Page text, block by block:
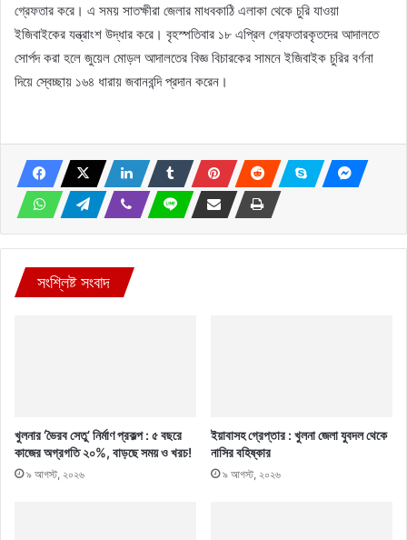
গ্রেফতার করে। এ সময় সাতক্ষীরা জেলার মাধবকাঠি এলাকা থেকে চুরি যাওয়া
ইজিবাইকের যন্ত্রাংশ উদ্ধার করে। বৃহস্পতিবার ১৮ এপ্রিল গ্রেফতারকৃতদের আদালতে
সোর্পদ করা হলে জুয়েল মোড়ল আদালতের বিজ্ঞ বিচারকের সামনে ইজিবাইক চুরির বর্ণনা
দিয়ে স্বেচ্ছায় ১৬৪ ধারায় জবানবন্দি প্রদান করেন।
সংশ্লিষ্ট সংবাদ
খুলনার ‘ভৈরব সেতু’ নির্মাণ প্রকল্প : ৫ বছরে
কাজের অগ্রগতি ২০%, বাড়ছে সময় ও খরচ!
৯ আগস্ট, ২০২৬
ইয়াবাসহ গ্রেপ্তার : খুলনা জেলা যুবদল থেকে
নাসির বহিষ্কার
৯ আগস্ট, ২০২৬